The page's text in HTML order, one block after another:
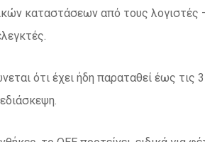
καταστάσεων από τους λογιστές
ότι έχει ήδη παραταθεί έως